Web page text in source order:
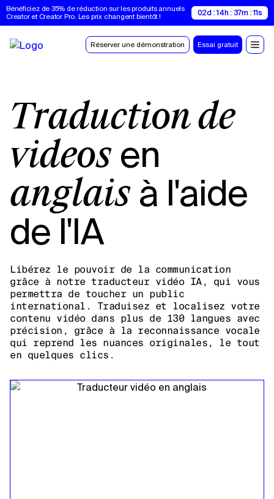
Bénéficiez de 35% de réduction sur les produits annuels
Creator et Creator Pro. Les prix changent bientôt !
02d : 14h : 37m : 10s
Réserver une démonstration Essai gratuit
Traduction de
vidéos en
anglais à l'aide
de l'IA
Libérez le pouvoir de la communication
grâce à notre traducteur vidéo IA, qui vous
permettra de toucher un public
international. Traduisez et localisez votre
contenu vidéo dans plus de 130 langues avec
précision, grâce à la reconnaissance vocale
qui reprend les nuances originales, le tout
en quelques clics.